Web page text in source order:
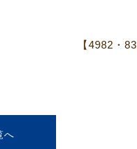
【4982・